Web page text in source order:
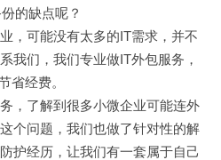
的缺点呢？
可能没有太多的IT需求，并不
我们，我们专业做IT外包服务，
省经费。
了解到很多小微企业可能连外
个问题，我们也做了针对性的解
护经历，让我们有一套属于自己